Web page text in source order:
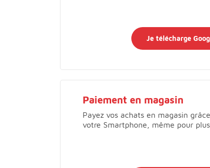
Je télécharge
Paiement en magasin
Payez vos achats en magasin
votre Smartphone, même pour